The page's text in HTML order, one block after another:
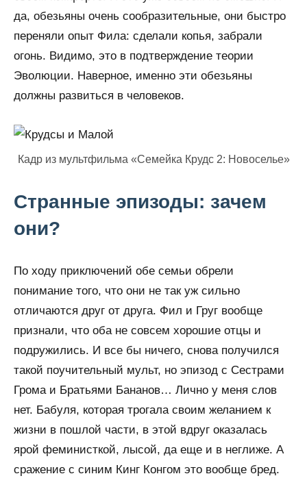
да, обезьяны очень сообразительные, они быстро
переняли опыт Фила: сделали копья, забрали
огонь. Видимо, это в подтверждение теории
Эволюции. Наверное, именно эти обезьяны
должны развиться в человеков.
Кадр из мультфильма «Семейка Крудс 2: Новоселье»
Странные эпизоды: зачем
они?
По ходу приключений обе семьи обрели
понимание того, что они не так уж сильно
отличаются друг от друга. Фил и Груг вообще
признали, что оба не совсем хорошие отцы и
подружились. И все бы ничего, снова получился
такой поучительный мульт, но эпизод с Сестрами
Грома и Братьями Бананов… Лично у меня слов
нет. Бабуля, которая трогала своим желанием к
жизни в пошлой части, в этой вдруг оказалась
ярой феминисткой, лысой, да еще и в неглиже. А
сражение с синим Кинг Конгом это вообще бред.